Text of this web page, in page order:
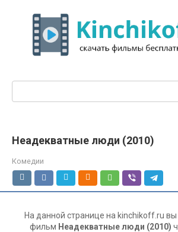
контенту
Неадекватные люди (2010)
Комедии
На данной странице на kinchikoff.ru
фильм Неадекватные люди (2010)